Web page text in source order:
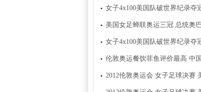
女子4x100美国队破世界纪录夺
美国女足蝉联奥运三冠 总统奥
女子4x100美国队破世界纪录夺
伦敦奥运餐饮菲鱼评价最高 中
2012伦敦奥运会 女子足球决赛